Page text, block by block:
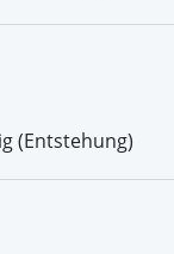
(Entstehung)